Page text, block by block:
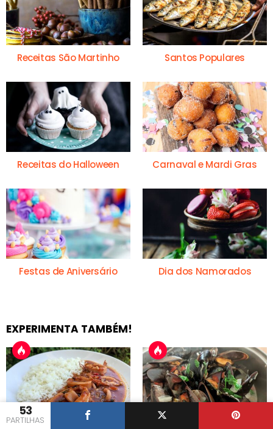
53
PARTILHAS
Receitas São Martinho Santos Populares
Receitas do Halloween Carnaval e Mardi Gras
Festas de Aniversário Dia dos Namorados
EXPERIMENTA TAMBÉM!